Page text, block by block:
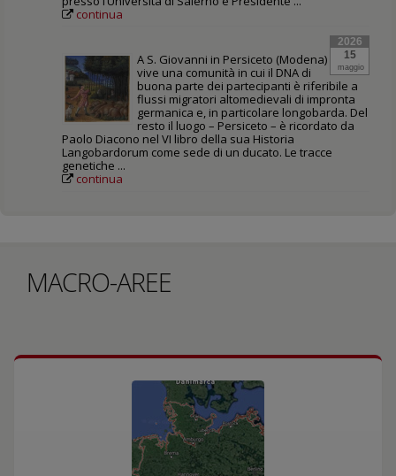
continua
2026
15
maggio
A S. Giovanni in Persiceto (Modena)
vive una comunità in cui il DNA di
buona parte dei partecipanti è riferibile a
flussi migratori altomedievali di impronta
germanica e, in particolare longobarda. Del
resto il luogo – Persiceto – è ricordato da
Paolo Diacono nel VI libro della sua Historia
Langobardorum come sede di un ducato. Le tracce
genetiche ...
continua
MACRO-AREE